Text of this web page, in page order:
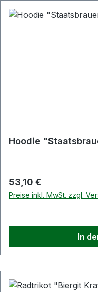
Hoodie
Regulärer Preis:
53,10 €
Preise inkl. MwSt. zzgl.
In